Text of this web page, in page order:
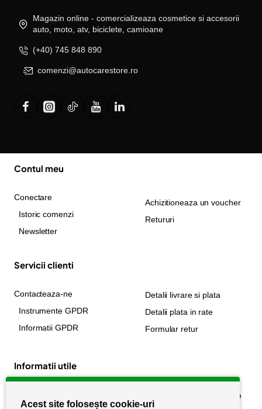
Magazin online - comercializeaza cosmetice si accesorii
auto, moto, atv, biciclete, camioane
(+40) 745 848 890
comenzi@autocarestore.ro
Contul meu
Conectare
Istoric comenzi
Newsletter
Achizitioneaza un voucher
Retururi
Servicii clienti
Contacteaza-ne
Instrumente GPDR
Informatii GPDR
Detalii livrare si plata
Detalii plata in rate
Formular retur
Informatii utile
Politica de confidențialitate
Acest site folosește cookie-uri